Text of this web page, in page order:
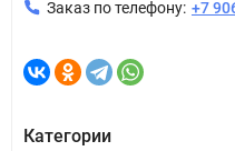
Заказ по телефону: +7
Категории